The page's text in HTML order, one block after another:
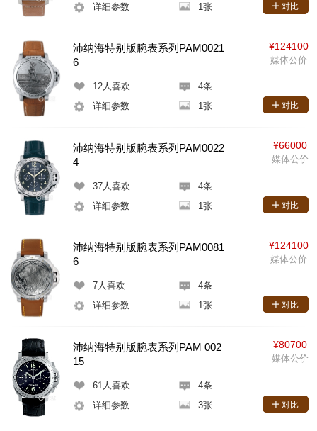
详细参数
1张 对比
沛纳海特别版腕表系列PAM0021
6
12人喜欢
4条
详细参数
1张
¥124100
媒体公价
对比
沛纳海特别版腕表系列PAM0022
4
37人喜欢
4条
详细参数
1张
¥66000
媒体公价
对比
沛纳海特别版腕表系列PAM0081
6
7人喜欢
4条
详细参数
1张
¥124100
媒体公价
对比
沛纳海特别版腕表系列PAM 002
15
61 人喜欢
4条
详细参数
3张
¥80700
媒体公价
对比